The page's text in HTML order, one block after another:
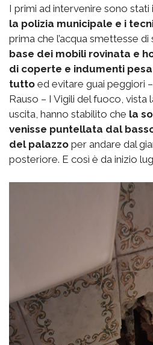
I primi ad intervenire sono stati
la polizia municipale e i
prima che l’acqua smettesse
base dei mobili rovinata e
di coperte e indumenti
tutto ed evitare guai peggiori
Rauso – I Vigili del fuoco, vista
uscita, hanno stabilito che la
venisse puntellata dal
del palazzo per andare dal
posteriore. E così è da inizio